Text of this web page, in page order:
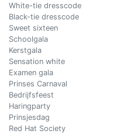
White-tie dresscode
Black-tie dresscode
Sweet sixteen
Schoolgala
Kerstgala
Sensation white
Examen gala
Prinses Carnaval
Bedrijfsfeest
Haringparty
Prinsjesdag
Red Hat Society